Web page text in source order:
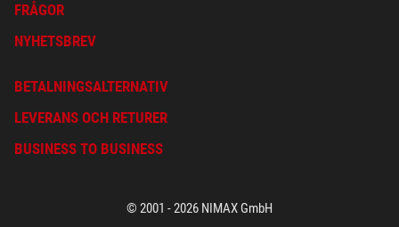
FRÅGOR
NYHETSBREV
BETALNINGSALTERNATIV
LEVERANS OCH RETURER
BUSINESS TO BUSINESS
© 2001 - 2026 NIMAX GmbH